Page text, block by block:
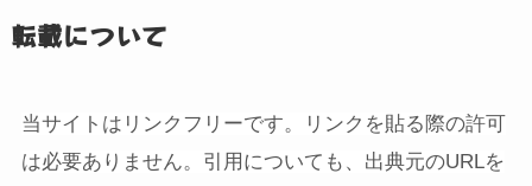
転載について
当サイトはリンクフリーです。リンクを貼る際の許可
は必要ありません。引用についても、出典元のURLを